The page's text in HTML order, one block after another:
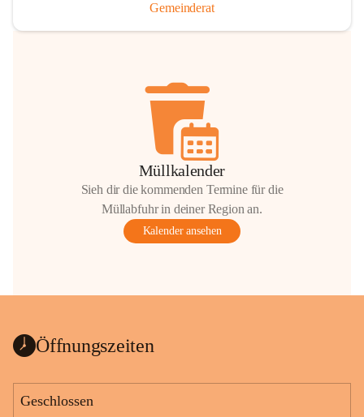
Gemeinderat
Müllkalender
Sieh dir die kommenden Termine für die
Müllabfuhr in deiner Region an.
Kalender ansehen
Öffnungszeiten
Geschlossen